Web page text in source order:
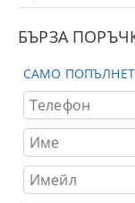
БЪРЗА
САМО